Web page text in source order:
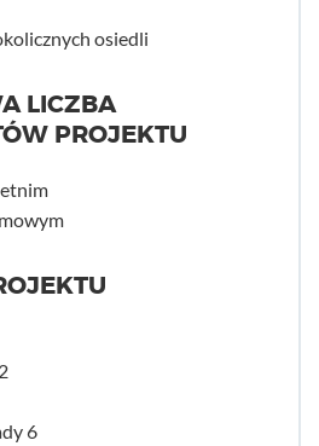
osiedli
LICZBA
PROJEKTU
6